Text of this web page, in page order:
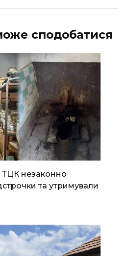
сподобатися
ТЦК незаконно
та утримували